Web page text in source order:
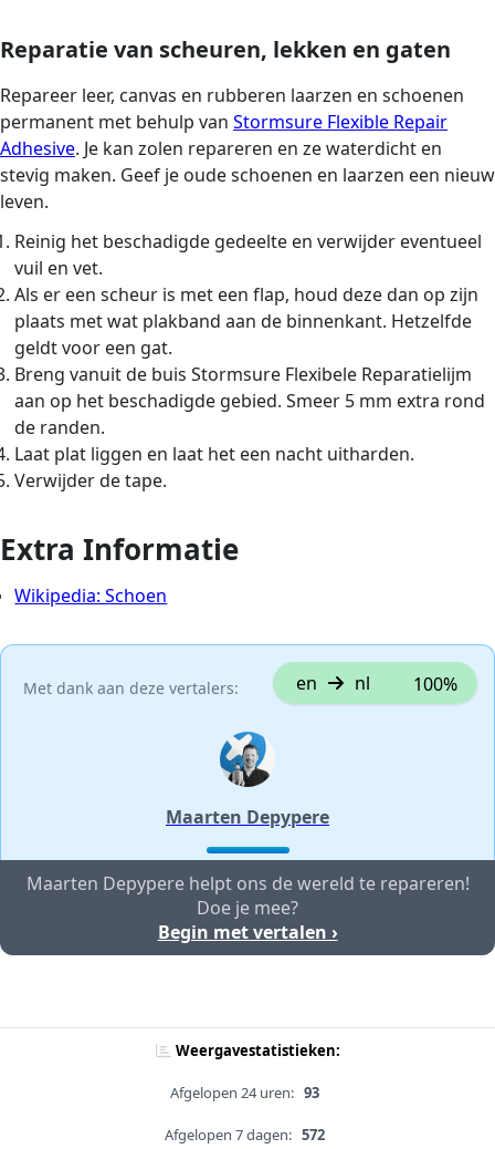
Reparatie van scheuren, lekken en gaten
Repareer leer, canvas en rubberen laarzen en schoenen
permanent met behulp van Stormsure Flexible Repair
Adhesive. Je kan zolen repareren en ze waterdicht en
stevig maken. Geef je oude schoenen en laarzen een nieuw
leven.
Reinig het beschadigde gedeelte en verwijder eventueel
vuil en vet.
Als er een scheur is met een flap, houd deze dan op zijn
plaats met wat plakband aan de binnenkant. Hetzelfde
geldt voor een gat.
Breng vanuit de buis Stormsure Flexibele Reparatielijm
aan op het beschadigde gebied. Smeer 5 mm extra rond
de randen.
Laat plat liggen en laat het een nacht uitharden.
Verwijder de tape.
Extra Informatie
Wikipedia: Schoen
Met dank aan deze vertalers: en nl 100%
Maarten Depypere
Maarten Depypere helpt ons de wereld te repareren!
Doe je mee?
Begin met vertalen ›
Weergavestatistieken:
Afgelopen 24 uren: 93
Afgelopen 7 dagen: 572